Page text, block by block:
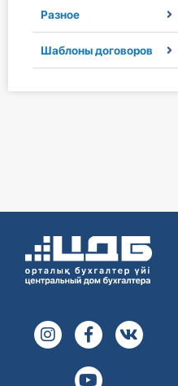
Разное
Шаблоны договоров